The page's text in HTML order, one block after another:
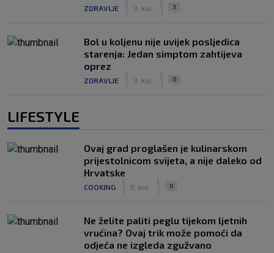
ZDRAVLJE 3. kol. 3
Bol u koljenu nije uvijek posljedica
starenja: Jedan simptom zahtijeva
oprez
ZDRAVLJE 3. kol. 0
LIFESTYLE
Ovaj grad proglašen je kulinarskom
prijestolnicom svijeta, a nije daleko od
Hrvatske
COOKING 5. kol. 0
Ne želite paliti peglu tijekom ljetnih
vrućina? Ovaj trik može pomoći da
odjeća ne izgleda zgužvano